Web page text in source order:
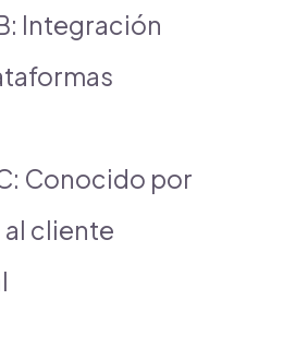
Integración
Conocido por
cliente